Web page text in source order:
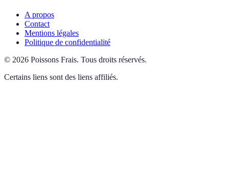
A propos
Contact
Mentions légales
Politique de confidentialité
© 2026 Poissons Frais. Tous droits réservés.
Certains liens sont des liens affiliés.